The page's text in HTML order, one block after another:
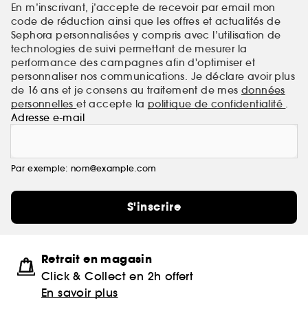
En m’inscrivant, j’accepte de recevoir par email mon
code de réduction ainsi que les offres et actualités de
Sephora personnalisées y compris avec l’utilisation de
technologies de suivi permettant de mesurer la
performance des campagnes afin d'optimiser et
personnaliser nos communications. Je déclare avoir plus
de 16 ans et je consens au traitement de mes données
personnelleset accepte la politique de confidentialité .
Adresse e-mail
Par exemple: nom@example.com
S'inscrire
Retrait en magasin
Click & Collect en 2h offert
En savoir plus